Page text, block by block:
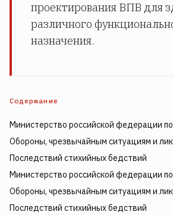
проектирования ВПВ для
различного
назначения.
Содержание
Министерство российской федерации
Обороны, чрезвычайным ситуациям и
Последствий стихийных бедствий
Министерство российской федерации
Обороны, чрезвычайным ситуациям и
Последствий стихийных бедствий